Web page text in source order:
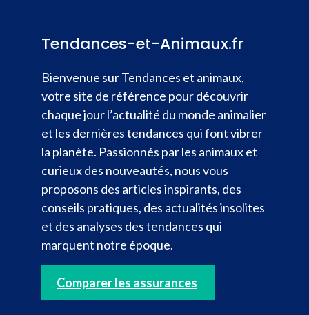
Tendances-et-Animaux.fr
Bienvenue sur Tendances et animaux,
votre site de référence pour découvrir
chaque jour l’actualité du monde animalier
et les dernières tendances qui font vibrer
la planète. Passionnés par les animaux et
curieux des nouveautés, nous vous
proposons des articles inspirants, des
conseils pratiques, des actualités insolites
et des analyses des tendances qui
marquent notre époque.
Comparer les assurances